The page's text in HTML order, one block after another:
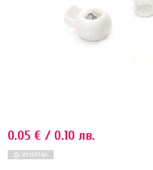
0.05€ / 0.10 лв.
ИЗЧЕРПАН